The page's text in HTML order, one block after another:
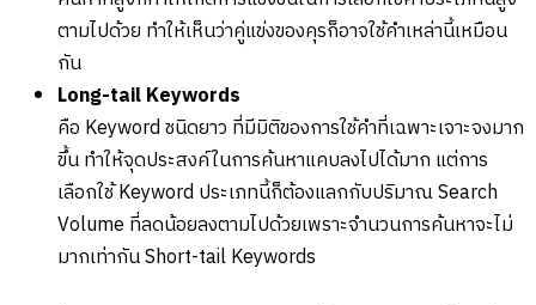
ตามไปด้วย ทำให้เห็นว่าคู่แข่งของคุรก็อาจใช้คำเหล่านี้เหมือน
กัน
Long-tail Keywords
คือ Keyword ชนิดยาว ที่มีมิติของการใช้คำที่เฉพาะเจาะจงมาก
ขึ้น ทำให้จุดประสงค์ในการค้นหาแคบลงไปได้มาก แต่การ
เลือกใช้ Keyword ประเภทนี้ก็ต้องแลกกับปริมาณ Search
Volume ที่ลดน้อยลงตามไปด้วยเพราะจำนวนการค้นหาจะไม่
มากเท่ากัน Short-tail Keywords